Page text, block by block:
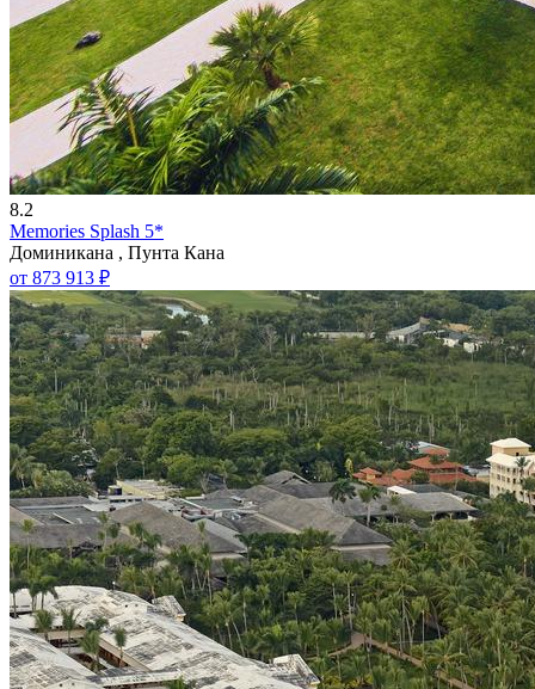
8.2
Memories Splash 5*
Доминикана , Пунта Кана
от 873 913 ₽